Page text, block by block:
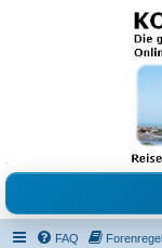
grosse Forum
Freunde
Reisen, Auswandern, Kultur,
Austausch, Erfahrungen
FAQ